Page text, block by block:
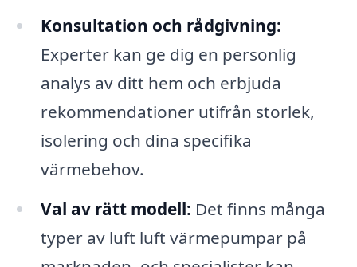
Konsultation och rådgivning:
Experter kan ge dig en personlig
analys av ditt hem och erbjuda
rekommendationer utifrån storlek,
isolering och dina specifika
värmebehov.
Val av rätt modell: Det finns många
typer av luft luft värmepumpar på